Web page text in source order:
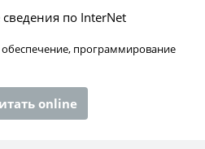
по InterNet
программирование
online